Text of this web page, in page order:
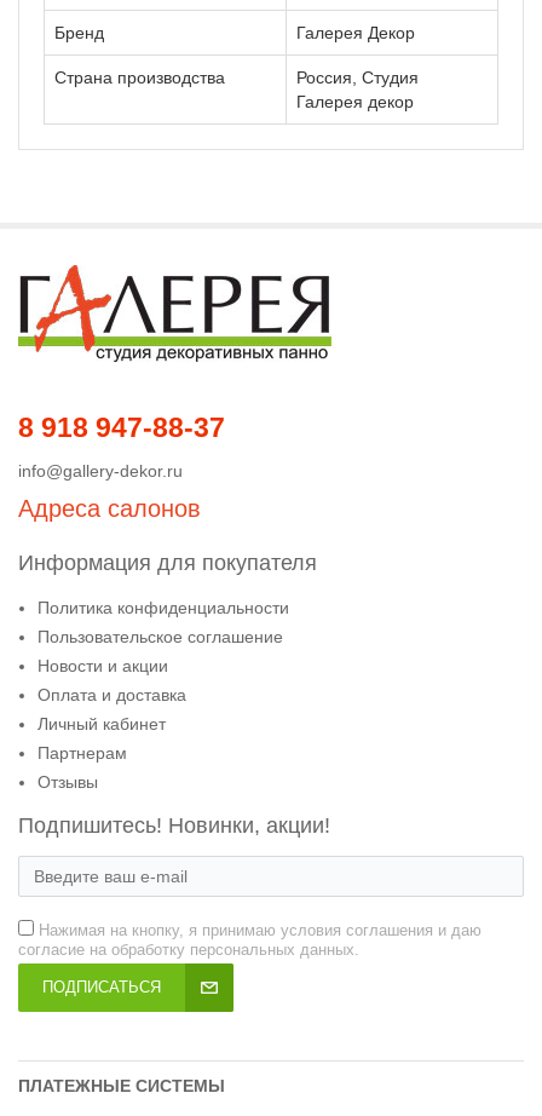
Бренд Галерея Декор
Страна производства
Россия, Студия
Галерея декор
8 918 947-88-37
info@gallery-dekor.ru
Адреса салонов
Информация для покупателя
Политика конфиденциальности
Пользовательское соглашение
Новости и акции
Оплата и доставка
Личный кабинет
Партнерам
Отзывы
Подпишитесь! Новинки, акции!
Нажимая на кнопку, я принимаю условия соглашения и даю
согласие на обработку персональных данных.
ПОДПИСАТЬСЯ
ПЛАТЕЖНЫЕ СИСТЕМЫ